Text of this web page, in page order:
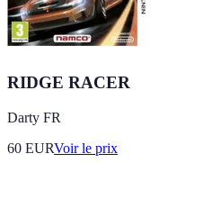
RIDGE RACER
Darty FR
60 EURVoir le prix